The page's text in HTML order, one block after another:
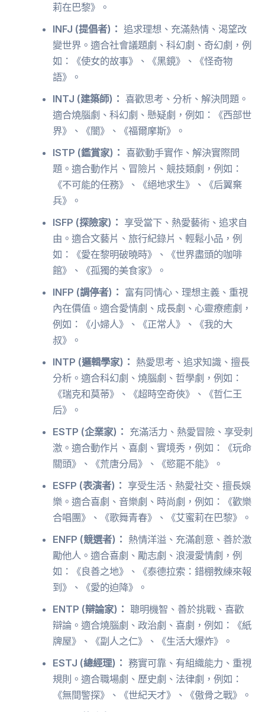
莉在巴黎》。
INFJ (提倡者)： 追求理想、充滿熱情、渴望改
變世界。適合社會議題劇、科幻劇、奇幻劇，例
如：《使女的故事》、《黑鏡》、《怪奇物
語》。
INTJ (建築師)： 喜歡思考、分析、解決問題。
適合燒腦劇、科幻劇、懸疑劇，例如：《西部世
界》、《闇》、《福爾摩斯》。
ISTP (鑑賞家)： 喜歡動手實作、解決實際問
題。適合動作片、冒險片、競技類劇，例如：
《不可能的任務》、《絕地求生》、《后翼棄
兵》。
ISFP (探險家)： 享受當下、熱愛藝術、追求自
由。適合文藝片、旅行紀錄片、輕鬆小品，例
如：《愛在黎明破曉時》、《世界盡頭的咖啡
館》、《孤獨的美食家》。
INFP (調停者)： 富有同情心、理想主義、重視
內在價值。適合愛情劇、成長劇、心靈療癒劇，
例如：《小婦人》、《正常人》、《我的大
叔》。
INTP (邏輯學家)： 熱愛思考、追求知識、擅長
分析。適合科幻劇、燒腦劇、哲學劇，例如：
《瑞克和莫蒂》、《超時空奇俠》、《哲仁王
后》。
ESTP (企業家)： 充滿活力、熱愛冒險、享受刺
激。適合動作片、喜劇、實境秀，例如：《玩命
關頭》、《荒唐分局》、《慾罷不能》。
ESFP (表演者)： 享受生活、熱愛社交、擅長娛
樂。適合喜劇、音樂劇、時尚劇，例如：《歡樂
合唱團》、《歌舞青春》、《艾蜜莉在巴黎》。
ENFP (競選者)： 熱情洋溢、充滿創意、善於激
勵他人。適合喜劇、勵志劇、浪漫愛情劇，例
如：《良善之地》、《泰德拉索：錯棚教練來報
到》、《愛的迫降》。
ENTP (辯論家)： 聰明機智、善於挑戰、喜歡
辯論。適合燒腦劇、政治劇、喜劇，例如：《紙
牌屋》、《副人之仁》、《生活大爆炸》。
ESTJ (總經理)： 務實可靠、有組織能力、重視
規則。適合職場劇、歷史劇、法律劇，例如：
《無間警探》、《世紀天才》、《傲骨之戰》。